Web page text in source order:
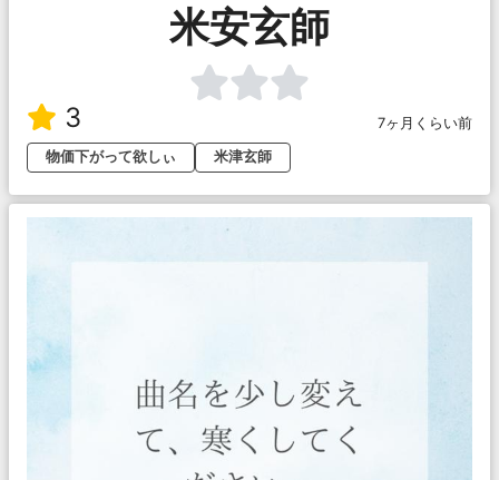
米安玄師
3
7ヶ月くらい前
物価下がって欲しぃ
米津玄師